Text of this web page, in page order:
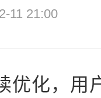
11 21:00
优化，用